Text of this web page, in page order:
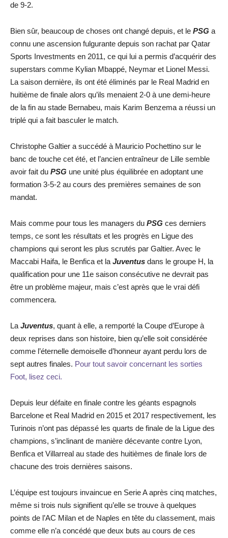
de 9-2.
Bien sûr, beaucoup de choses ont changé depuis, et le PSG a
connu une ascension fulgurante depuis son rachat par Qatar
Sports Investments en 2011, ce qui lui a permis d’acquérir des
superstars comme Kylian Mbappé, Neymar et Lionel Messi.
La saison dernière, ils ont été éliminés par le Real Madrid en
huitième de finale alors qu’ils menaient 2-0 à une demi-heure
de la fin au stade Bernabeu, mais Karim Benzema a réussi un
triplé qui a fait basculer le match.
Christophe Galtier a succédé à Mauricio Pochettino sur le
banc de touche cet été, et l’ancien entraîneur de Lille semble
avoir fait du PSG une unité plus équilibrée en adoptant une
formation 3-5-2 au cours des premières semaines de son
mandat.
Mais comme pour tous les managers du PSG ces derniers
temps, ce sont les résultats et les progrès en Ligue des
champions qui seront les plus scrutés par Galtier. Avec le
Maccabi Haifa, le Benfica et la Juventus dans le groupe H, la
qualification pour une 11e saison consécutive ne devrait pas
être un problème majeur, mais c’est après que le vrai défi
commencera.
La Juventus, quant à elle, a remporté la Coupe d’Europe à
deux reprises dans son histoire, bien qu’elle soit considérée
comme l’éternelle demoiselle d’honneur ayant perdu lors de
sept autres finales. Pour tout savoir concernant les sorties
Foot, lisez ceci.
Depuis leur défaite en finale contre les géants espagnols
Barcelone et Real Madrid en 2015 et 2017 respectivement, les
Turinois n’ont pas dépassé les quarts de finale de la Ligue des
champions, s’inclinant de manière décevante contre Lyon,
Benfica et Villarreal au stade des huitièmes de finale lors de
chacune des trois dernières saisons.
L’équipe est toujours invaincue en Serie A après cinq matches,
même si trois nuls signifient qu’elle se trouve à quelques
points de l’AC Milan et de Naples en tête du classement, mais
comme elle n’a concédé que deux buts au cours de ces